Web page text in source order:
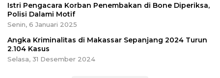
Istri Pengacara Korban Penembakan di Bone Diperiksa,
Polisi Dalami Motif
Senin, 6 Januari 2025
Angka Kriminalitas di Makassar Sepanjang 2024 Turun
2.104 Kasus
Selasa, 31 Desember 2024